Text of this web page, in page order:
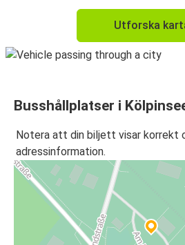
Utforska
Busshållplatser i
Notera att din biljett visar korrekt
adressinformation.